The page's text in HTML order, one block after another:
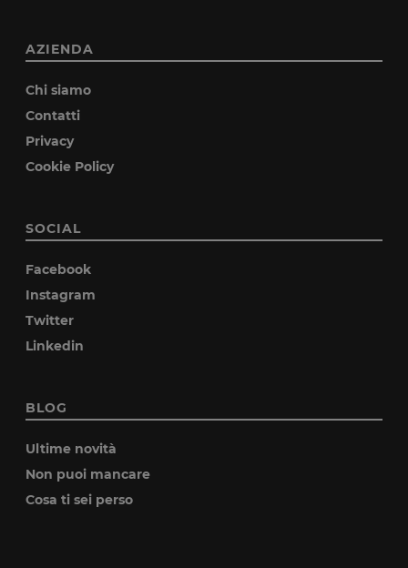
AZIENDA
Chi siamo
Contatti
Privacy
Cookie Policy
SOCIAL
Facebook
Instagram
Twitter
Linkedin
BLOG
Ultime novità
Non puoi mancare
Cosa ti sei perso